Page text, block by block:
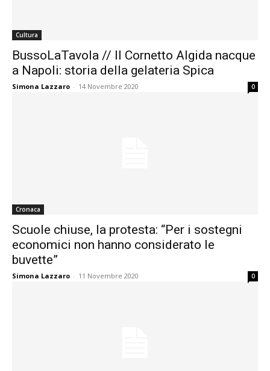
Cultura
BussoLaTavola // Il Cornetto Algida nacque
a Napoli: storia della gelateria Spica
Simona Lazzaro - 14 Novembre 2020 0
Cronaca
Scuole chiuse, la protesta: “Per i sostegni
economici non hanno considerato le
buvette”
Simona Lazzaro - 11 Novembre 2020 0